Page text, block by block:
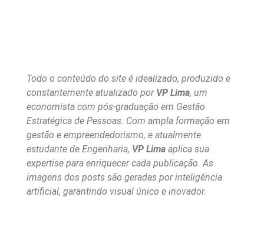
Todo o conteúdo do site é idealizado, produzido e
constantemente atualizado por VP Lima, um
economista com pós-graduação em Gestão
Estratégica de Pessoas. Com ampla formação em
gestão e empreendedorismo, e atualmente
estudante de Engenharia, VP Lima aplica sua
expertise para enriquecer cada publicação. As
imagens dos posts são geradas por inteligência
artificial, garantindo visual único e inovador.